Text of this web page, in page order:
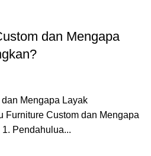
dan Mengapa
Mengapa Layak
Furniture Custom dan Mengapa
Pendahulua...